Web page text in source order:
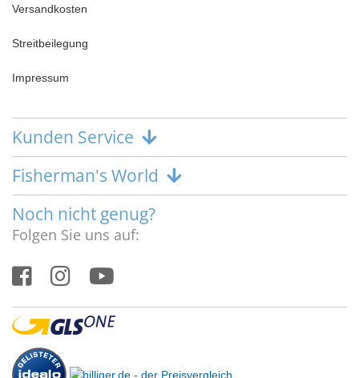
Versandkosten
Streitbeilegung
Impressum
Kunden Service
Fisherman's World
Noch nicht genug?
Folgen Sie uns auf: